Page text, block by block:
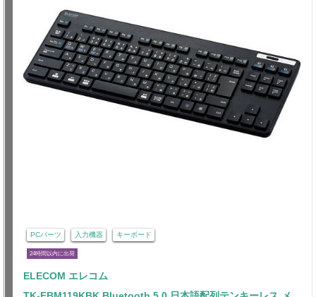
PCパーツ 入力機器 キーボード
24時間以内に出荷
ELECOM エレコム